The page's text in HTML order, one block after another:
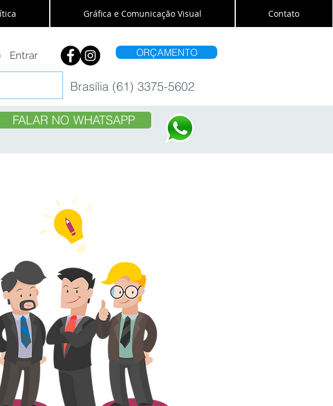
Gráfica e Comunicação Visual Contato
Entrar ORÇAMENTO
Brasília (61) 3375-5602
FALAR NO WHATSAPP